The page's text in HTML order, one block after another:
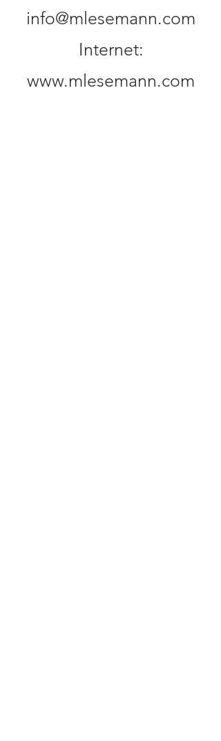
info@mlesemann.com
Internet:
www.mlesemann.com